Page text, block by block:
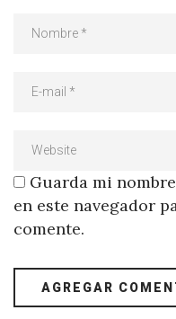
Guarda mi
en este navegador
comente.